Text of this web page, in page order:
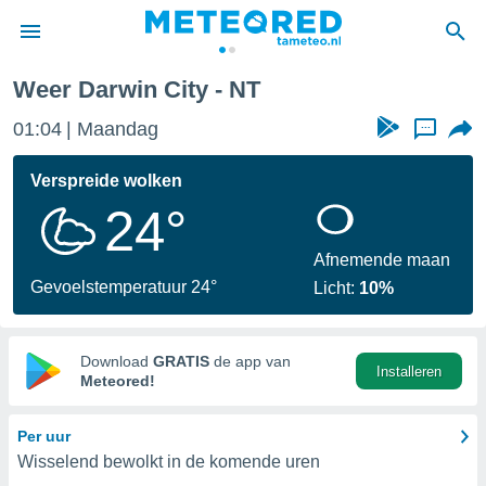
door
verstrekte
hoge
hebt de
voor
op basis
Weer Darwin City - NT
01:04 Maandag ...
Verspreide wolken
24°
Gevoelstemperatuur 24°
Afnemende maan
Licht: 10%
Download GRATIS de app van
Meteored!
Installeren
Per uur
Wisselend bewolkt in de komende uren